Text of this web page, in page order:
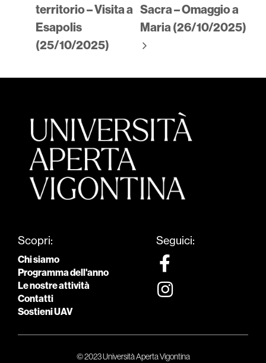
territorio – Visita a
Esapolis
(25/10/2025)
Sacra – Omaggio a
Maria (26/10/2025)
Scopri:
Chi siamo
Programma dell'anno
Le nostre attività
Contatti
Sostieni UAV
Seguici:
© 2023 Università Aperta Vigontina